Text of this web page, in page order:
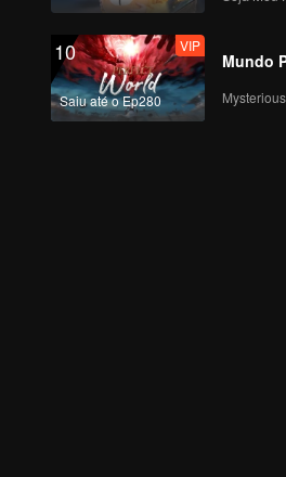
10
Saiu até o Ep280
VIP
Mundo